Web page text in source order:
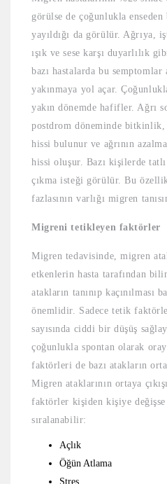
görülse de çoğunlukla enseden
yayıldığı da görülür. Ağrıya,
ışık ve sese karşı duyarlılık
bazı hastalarda bu semptomlar
yakınmaya yol açar.
yakın dönemde hafifler. Ağrı
postdrom döneminde
hissi bulunur ve ağrının
hissi oluşur. Bazı kişilerde
çıkma isteği görülür. Bu
fazlasının varlığı migren
Migreni tetikleyen faktörler
Migren tedavisinde, migren
etkenlerin hasta tarafından
atakların tanınıp kaçınılması
önemlidir. Sadece tetik
sayısında ciddi bir düşüş
çoğunlukla spontan olarak
faktörleri de bazı atakların
Migren ataklarının ortaya
faktörler kişiden kişiye
sıralanabilir:
Açlık
Öğün Atlama
Stres